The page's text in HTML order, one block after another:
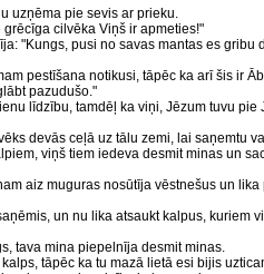
uzņēma pie sevis ar prieku.
cilvēka Viņš ir apmeties!"
"Kungs, pusi no savas mantas es gribu
pestīšana notikusi, tāpēc ka arī šis ir
pazudušo."
līdzību, tamdēļ ka viņi, Jēzum tuvu
devās ceļā uz tālu zemi, lai saņemtu
viņš tiem iedeva desmit minas un
aiz muguras nosūtīja vēstnešus un
un nu lika atsaukt kalpus, kuriem
tava mina piepelnīja desmit minas.
tāpēc ka tu mazā lietā esi bijis